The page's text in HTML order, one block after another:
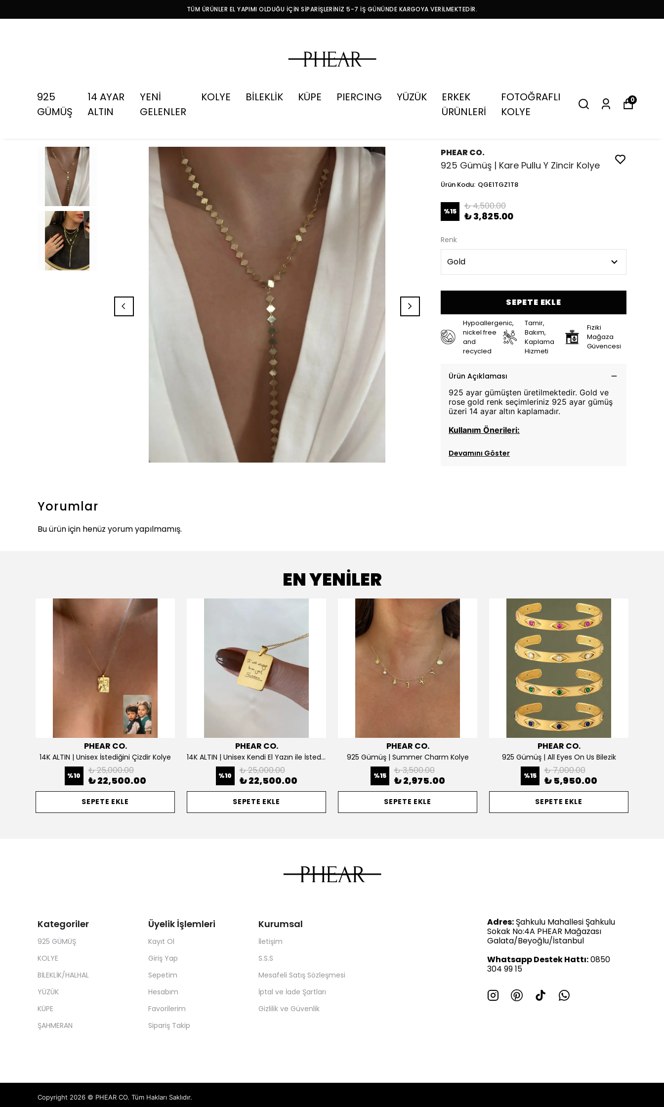
TÜM ÜRÜNLER EL YAPIMI OLDUĞU İÇİN SİPARİŞLERİNİZ 5-7 İŞ GÜNÜNDE KARGOYA VERİLMEKTEDİR.
925
GÜMÜŞ
14 AYAR
ALTIN
YENİ
GELENLER
KOLYE BİLEKLİK KÜPE PIERCING YÜZÜK
ERKEK
ÜRÜNLERİ
FOTOĞRAFLI
KOLYE
0
PHEAR CO.
925 Gümüş | Kare Pullu Y Zincir Kolye
Ürün Kodu: QGE1TGZ1T8
%15 ₺ 4,500.00
₺ 3,825.00
Renk
SEPETE EKLE
Hypoallergenic,
nickel free
and
recycled
Tamir,
Bakım,
Kaplama
Hizmeti
Fiziki
Mağaza
Güvencesi
Ürün Açıklaması
925 ayar gümüşten üretilmektedir. Gold ve
rose gold renk seçimleriniz 925 ayar gümüş
üzeri 14 ayar altın kaplamadır.
Kullanım Önerileri:
Devamını Göster
Yorumlar
Bu ürün için henüz yorum yapılmamış.
EN YENİLER
PHEAR CO.
14K ALTIN | Unisex İstediğini Çizdir Kolye
%10 ₺ 25,000.00
₺ 22,500.00
SEPETE EKLE
PHEAR CO.
14K ALTIN | Unisex Kendi El Yazın ile İstediğini Yazdır Plaka Kolye
%10 ₺ 25,000.00
₺ 22,500.00
SEPETE EKLE
PHEAR CO.
925 Gümüş | Summer Charm Kolye
%15 ₺ 3,500.00
₺ 2,975.00
SEPETE EKLE
PHEAR CO.
925 Gümüş | All Eyes On Us Bilezik
%15 ₺ 7,000.00
₺ 5,950.00
SEPETE EKLE
Kategoriler
925 GÜMÜŞ
KOLYE
BİLEKLİK/HALHAL
YÜZÜK
KÜPE
ŞAHMERAN
Üyelik İşlemleri
Kayıt Ol
Giriş Yap
Sepetim
Hesabım
Favorilerim
Sipariş Takip
Kurumsal
İletişim
S.S.S
Mesafeli Satış Sözleşmesi
İptal ve İade Şartları
Gizlilik ve Güvenlik
Adres: Şahkulu Mahallesi Şahkulu
Sokak No:4A PHEAR Mağazası
Galata/Beyoğlu/İstanbul
Whatsapp Destek Hattı:0850
304 99 15
Copyright 2026 © PHEAR CO. Tüm Hakları Saklıdır.